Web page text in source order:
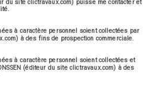
du site clictravaux.com) puisse me contacter et
à caractère personnel soient collectées par
à des fins de prospection commerciale.
à caractère personnel soient collectées et
(éditeur du site clictravaux.com) à des